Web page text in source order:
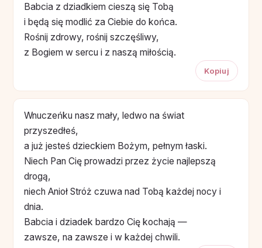
Babcia z dziadkiem cieszą się Tobą
i będą się modlić za Ciebie do końca.
Rośnij zdrowy, rośnij szczęśliwy,
z Bogiem w sercu i z naszą miłością.
Kopiuj
Wnuczeńku nasz mały, ledwo na świat
przyszedłeś,
a już jesteś dzieckiem Bożym, pełnym łaski.
Niech Pan Cię prowadzi przez życie najlepszą
drogą,
niech Anioł Stróż czuwa nad Tobą każdej nocy i
dnia.
Babcia i dziadek bardzo Cię kochają —
zawsze, na zawsze i w każdej chwili.